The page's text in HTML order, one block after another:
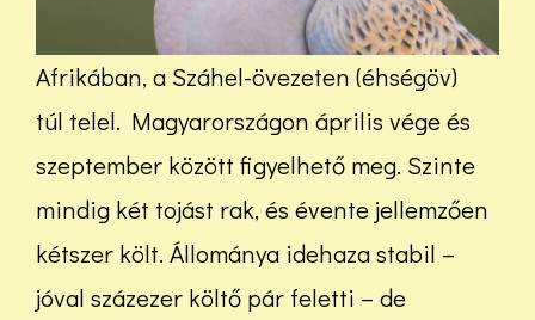
Afrikában, a Száhel-övezeten (éhségöv)
túl telel. Magyarországon április vége és
szeptember között figyelhető meg. Szinte
mindig két tojást rak, és évente jellemzően
kétszer költ. Állománya idehaza stabil –
jóval százezer költő pár feletti – de